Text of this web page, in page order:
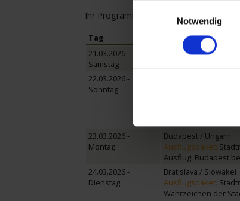
Notwendig
Ihr Programm für die Kreuzfahrt vom
Tag Hafen
21.03.2026 -
Samstag
Passau / Deutschland
22.03.2026 -
Sonntag
Ausflug: Heurigen-
23.03.2026 -
Montag
Budapest / Ungarn
Ausflugspaket:
Ausflug: Budapest
24.03.2026 -
Dienstag
Bratislava / Slowakei
Ausflugspaket:
Wahrzeichen der